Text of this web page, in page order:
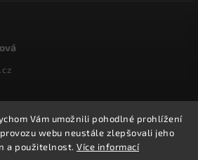
Vám umožnili pohodlné prohlížení
webu neustále zlepšovali jeho
a použitelnost. Více informací